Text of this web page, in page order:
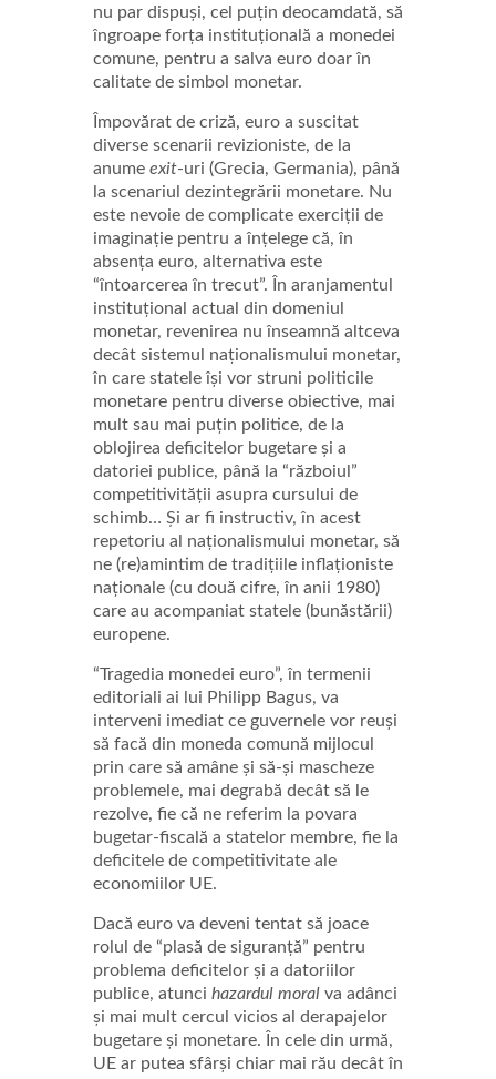
nu par dispuși, cel puțin deocamdată, să
îngroape forța instituțională a monedei
comune, pentru a salva euro doar în
calitate de simbol monetar.
Împovărat de criză, euro a suscitat
diverse scenarii revizioniste, de la
anume exit-uri (Grecia, Germania), până
la scenariul dezintegrării monetare. Nu
este nevoie de complicate exerciții de
imaginație pentru a înțelege că, în
absența euro, alternativa este
“întoarcerea în trecut”. În aranjamentul
instituțional actual din domeniul
monetar, revenirea nu înseamnă altceva
decât sistemul naționalismului monetar,
în care statele își vor struni politicile
monetare pentru diverse obiective, mai
mult sau mai puțin politice, de la
oblojirea deficitelor bugetare și a
datoriei publice, până la “războiul”
competitivității asupra cursului de
schimb… Și ar fi instructiv, în acest
repetoriu al naționalismului monetar, să
ne (re)amintim de tradițiile inflaționiste
naționale (cu două cifre, în anii 1980)
care au acompaniat statele (bunăstării)
europene.
“Tragedia monedei euro”, în termenii
editoriali ai lui Philipp Bagus, va
interveni imediat ce guvernele vor reuși
să facă din moneda comună mijlocul
prin care să amâne și să-și mascheze
problemele, mai degrabă decât să le
rezolve, fie că ne referim la povara
bugetar-fiscală a statelor membre, fie la
deficitele de competitivitate ale
economiilor UE.
Dacă euro va deveni tentat să joace
rolul de “plasă de siguranță” pentru
problema deficitelor și a datoriilor
publice, atunci hazardul moral va adânci
și mai mult cercul vicios al derapajelor
bugetare și monetare. În cele din urmă,
UE ar putea sfârși chiar mai rău decât în